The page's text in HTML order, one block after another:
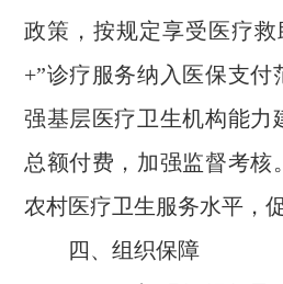
政策，按规定享受医疗救
+”诊疗服务纳入医保支
强基层医疗卫生机构能力
总额付费，加强监督考核。
农村医疗卫生服务水平，
四、组织保障